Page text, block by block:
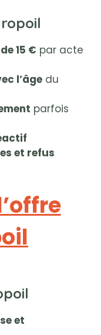
15 € par acte
l’âge du
parfois
et refus
et